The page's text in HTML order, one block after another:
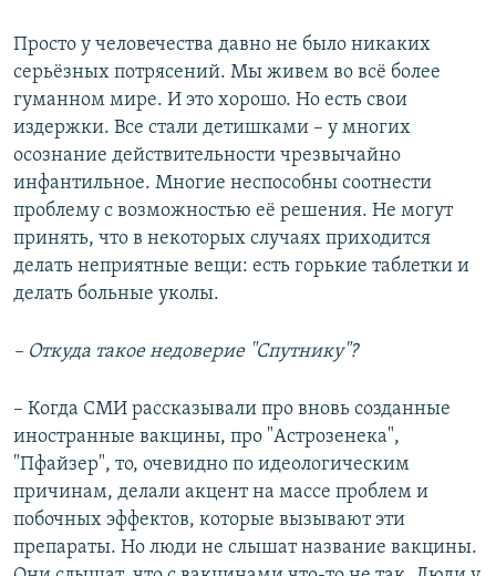
Просто у человечества давно не было никаких
серьёзных потрясений. Мы живем во всё более
гуманном мире. И это хорошо. Но есть свои
издержки. Все стали детишками – у многих
осознание действительности чрезвычайно
инфантильное. Многие неспособны соотнести
проблему с возможностью её решения. Не могут
принять, что в некоторых случаях приходится
делать неприятные вещи: есть горькие таблетки и
делать больные уколы.
– Откуда такое недоверие "Спутнику"?
– Когда СМИ рассказывали про вновь созданные
иностранные вакцины, про "Астрозенека",
"Пфайзер", то, очевидно по идеологическим
причинам, делали акцент на массе проблем и
побочных эффектов, которые вызывают эти
препараты. Но люди не слышат название вакцины.